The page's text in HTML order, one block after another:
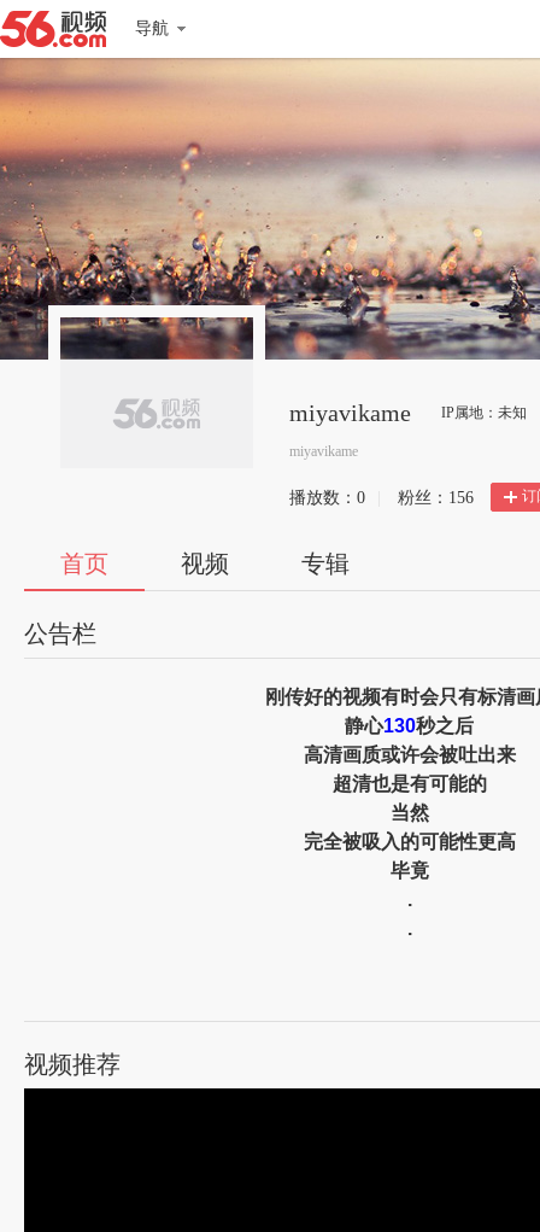
导航
miyavikame IP属地：未知
miyavikame
播放数： 0 粉丝： 156 订
首页 视频 专辑
公告栏
刚传好的视频有时会只有标清画
静心130秒之后
高清画质或许会被吐出来
超清也是有可能的
当然
完全被吸入的可能性更高
毕竟
.
.
视频推荐